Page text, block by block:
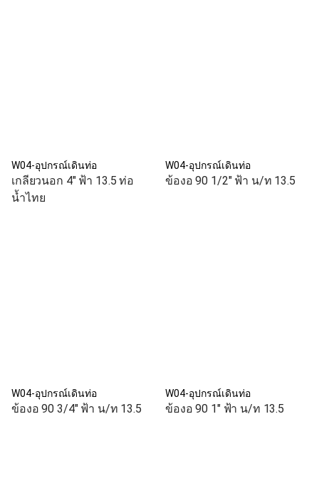
W04-อุปกรณ์เดินท่อ
เกลียวนอก 4" ฟ้า 13.5 ท่อ
น้ำไทย
W04-อุปกรณ์เดินท่อ
ข้องอ 90 1/2" ฟ้า น/ท 13.5
W04-อุปกรณ์เดินท่อ
ข้องอ 90 3/4" ฟ้า น/ท 13.5
W04-อุปกรณ์เดินท่อ
ข้องอ 90 1" ฟ้า น/ท 13.5